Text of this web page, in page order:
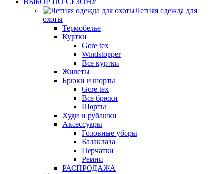
ВЫБОР ПО СЕЗОНУ
Летняя одежда для
охоты
Термобелье
Куртки
Gore tex
Windstopper
Все куртки
Жилеты
Брюки и шорты
Gore tex
Все брюки
Шорты
Худи и рубашки
Аксессуары
Головные уборы
Балаклава
Перчатки
Ремни
РАСПРОДАЖА